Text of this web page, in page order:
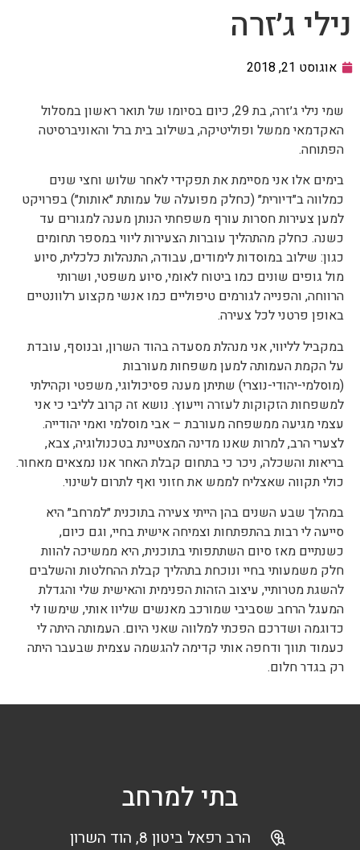
נילי ג׳זרה
אוגוסט 21, 2018
שמי נילי ג׳זרה, בת 29, כיום בסיומו של תואר ראשון במסלול
האקדמאי ממשל ופוליטיקה, בשילוב בית ברל והאוניברסיטה
הפתוחה.
בימים אלו אני מסיימת את תפקידי לאחר שלוש וחצי שנים
כמלווה ב״דיורית״ (כחלק מפועלה של עמותת ״אותות״) בפרויקט
למען צעירות חסרות עורף משפחתי הנותן מענה למגורים עד
כשנה. כחלק מהתהליך עוברות הצעירות ליווי במספר תחומים
כגון: שילוב במוסדות לימודים, עבודה, התנהלות כלכלית, סיוע
מול גופים שונים כמו ביטוח לאומי, סיוע משפטי, ושרותי
הרווחה, והפנייה לגורמים טיפוליים כמו אנשי מקצוע רלוונטיים
באופן פרטני לכל צעירה.
במקביל לליווי, אני מנהלת מסעדה בהוד השרון, ובנוסף, עובדת
על הקמת העמותה למען משפחות מעורבות
(מוסלמי-יהודי-נוצרי) שתיתן מענה פסיכולוגי, משפטי וקהילתי
למשפחות הזקוקות לעזרה וייעוץ. נושא זה קרוב לליבי כי אני
עצמי מגיעה ממשפחה מעורבת – אבי מוסלמי ואמי יהודייה.
לצערי הרב, למרות שאנו מדינה המצטיינת בטכנולוגיה, צבא,
בריאות והשכלה, ניכר כי בתחום קבלת האחר אנו נמצאים מאחור.
כולי תקווה שאצליח לממש את חזוני ואף לתרום לשינוי.
במהלך שבע השנים בהן הייתי צעירה בתוכנית ״למרחב״ היא
סייעה לי רבות בהתפתחות וצמיחה אישית בחיי, וגם כיום,
כשנתיים מאז סיום השתתפותי בתוכנית, היא ממשיכה להוות
חלק משמעותי בחיי ונוכחת בתהליך קבלת ההחלטות והשלבים
להשגת מטרותיי, עיצוב הזהות הפנימית והאישית שלי והגדלת
המעגל הרחב שסביבי שמורכב מאנשים שליוו אותי, שימשו לי
כדוגמה ושדרכם הפכתי למלווה שאני היום. העמותה היתה לי
כעמוד תווך ודחפה אותי קדימה להגשמה עצמית שבעבר היתה
רק בגדר חלום.
בתי למרחב
הרב רפאל ביטון 8, הוד השרון